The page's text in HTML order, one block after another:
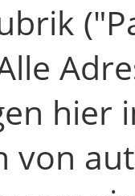
hier
von